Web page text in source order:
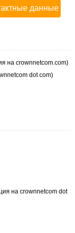
данные
на crownnetcom.com)
dot com)
на crownnetcom dot